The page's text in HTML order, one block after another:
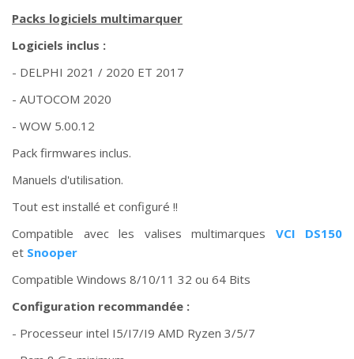
Packs logiciels multimarquer
Logiciels inclus :
- DELPHI 2021 / 2020 ET 2017
- AUTOCOM 2020
- WOW 5.00.12
Pack firmwares inclus.
Manuels d'utilisation.
Tout est installé et configuré !!
Compatible avec les valises multimarques VCI DS150
et Snooper
Compatible Windows 8/10/11 32 ou 64 Bits
Configuration recommandée :
- Processeur intel I5/I7/I9 AMD Ryzen 3/5/7